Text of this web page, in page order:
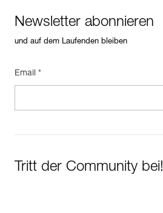
Newsletter abonnieren
und auf dem Laufenden bleiben
Email *
Tritt der Community bei!